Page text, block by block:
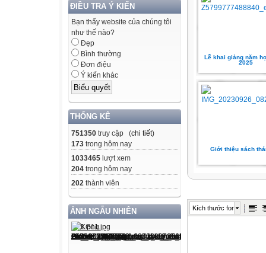
ĐIỀU TRA Ý KIẾN
Bạn thấy website của chúng tôi
như thế nào?
Đẹp
Bình thường
Đơn điệu
Ý kiến khác
THỐNG KÊ
751350 truy cập (chi tiết)
173 trong hôm nay
1033465 lượt xem
204 trong hôm nay
202 thành viên
ẢNH NGẪU NHIÊN
Lễ khai giảng năm
2025
Giới thiệu sách
Kích thước font